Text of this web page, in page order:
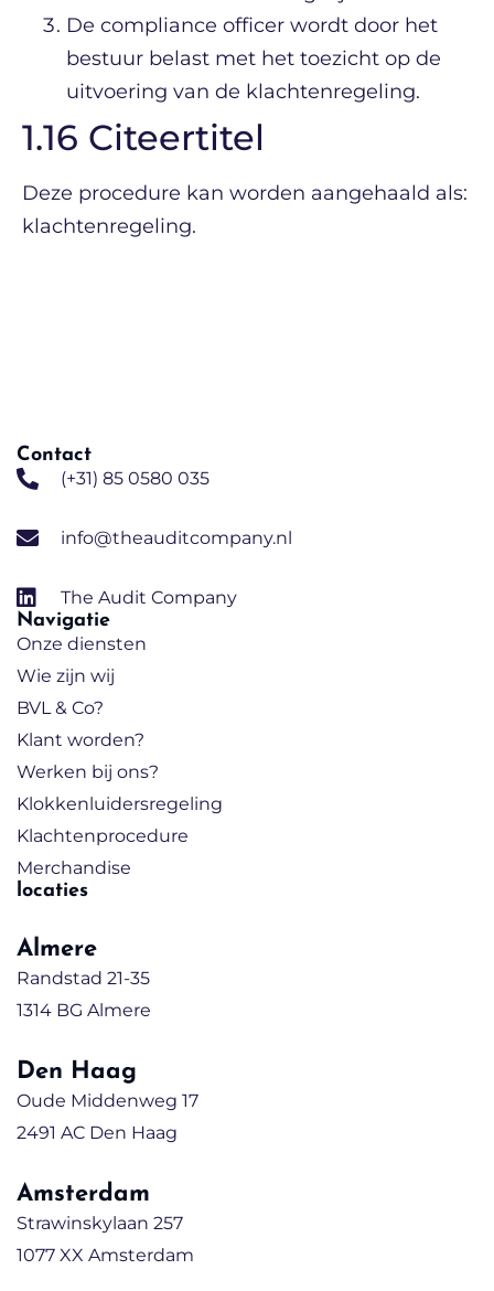
De compliance officer wordt door het
bestuur belast met het toezicht op de
uitvoering van de klachtenregeling.
1.16 Citeertitel
Deze procedure kan worden aangehaald als:
klachtenregeling.
Contact
(+31) 85 0580 035
info@theauditcompany.nl
The Audit Company
Navigatie
Onze diensten
Wie zijn wij
BVL & Co?
Klant worden?
Werken bij ons?
Klokkenluidersregeling
Klachtenprocedure
Merchandise
locaties
Almere
Randstad 21-35
1314 BG Almere
Den Haag
Oude Middenweg 17
2491 AC Den Haag
Amsterdam
Strawinskylaan 257
1077 XX Amsterdam